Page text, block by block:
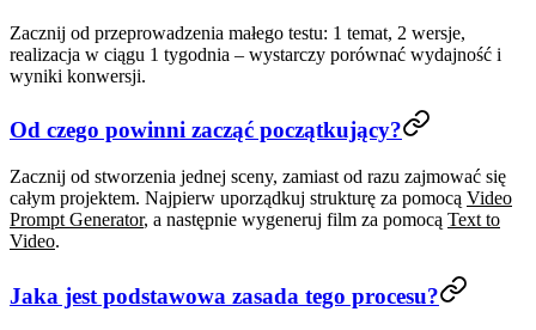
Zacznij od przeprowadzenia małego testu: 1 temat, 2 wersje,
realizacja w ciągu 1 tygodnia – wystarczy porównać wydajność i
wyniki konwersji.
Od czego powinni zacząć początkujący?
Zacznij od stworzenia jednej sceny, zamiast od razu zajmować się
całym projektem. Najpierw uporządkuj strukturę za pomocą Video
Prompt Generator, a następnie wygeneruj film za pomocą Text to
Video.
Jaka jest podstawowa zasada tego procesu?